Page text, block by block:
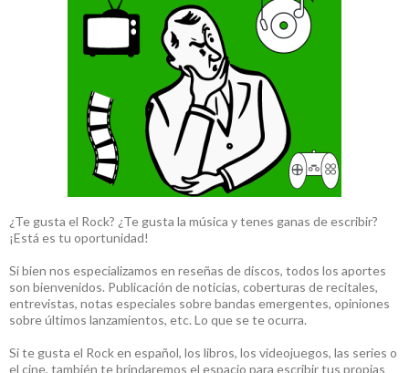
¿Te gusta el Rock? ¿Te gusta la música y tenes ganas de escribir?
¡Está es tu oportunidad!
Si bien nos especializamos en reseñas de discos, todos los aportes
son bienvenidos. Publicación de noticias, coberturas de recitales,
entrevistas, notas especiales sobre bandas emergentes, opiniones
sobre últimos lanzamientos, etc. Lo que se te ocurra.
Si te gusta el Rock en español, los libros, los videojuegos, las series o
el cine, también te brindaremos el espacio para escribir tus propias